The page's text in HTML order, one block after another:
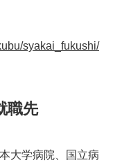
syakai_fukushi/
職先
大学病院、国立病